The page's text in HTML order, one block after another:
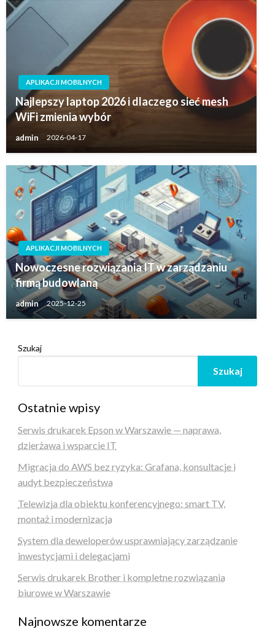
APLIKACJI MOBILNYCH
Najlepszy laptop 2026 i dlaczego sieć mesh
WiFi zmienia wybór
admin 2026-04-17
APLIKACJI MOBILNYCH
Nowoczesne rozwiązania IT w zarządzaniu
firmą budowlaną
admin 2025-12-25
Szukaj
Szukaj
Ostatnie wpisy
Serwis drukarek Epson w Warszawie — naprawa,
dzierżawa i wsparcie IT
Migracja do AWS bez ryzyka: Grafana, konsultacje i
audyt bezpieczeństwa
Telewizja dla obiektu konferencyjnego: smart TV,
montaż i modernizacja
System dla deweloperów usprawniający zarządzanie
inwestycjami i delegacjami
Serwis drukarek Brother i kompletne rozwiązania
biurowe w Warszawie
Najnowsze komentarze